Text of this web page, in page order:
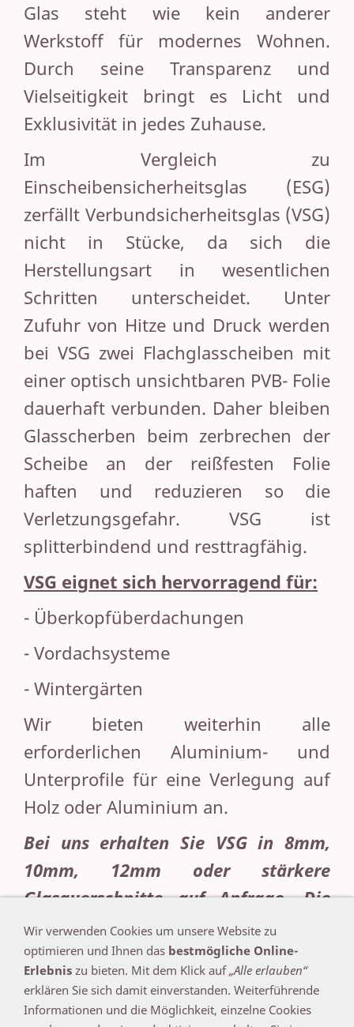
Glas steht wie kein anderer
Werkstoff für modernes Wohnen.
Durch seine Transparenz und
Vielseitigkeit bringt es Licht und
Exklusivität in jedes Zuhause.
Im Vergleich zu
Einscheibensicherheitsglas (ESG)
zerfällt Verbundsicherheitsglas (VSG)
nicht in Stücke, da sich die
Herstellungsart in wesentlichen
Schritten unterscheidet. Unter
Zufuhr von Hitze und Druck werden
bei VSG zwei Flachglasscheiben mit
einer optisch unsichtbaren PVB- Folie
dauerhaft verbunden. Daher bleiben
Glasscherben beim zerbrechen der
Scheibe an der reißfesten Folie
haften und reduzieren so die
Verletzungsgefahr. VSG ist
splitterbindend und resttragfähig.
VSG eignet sich hervorragend für:
- Überkopfüberdachungen
- Vordachsysteme
- Wintergärten
Wir bieten weiterhin alle
erforderlichen Aluminium- und
Unterprofile für eine Verlegung auf
Holz oder Aluminium an.
Bei uns erhalten Sie VSG in 8mm,
10mm, 12mm oder stärkere
Glasquerschnitte auf Anfrage. Die
Lieferung erfolgt bis Bordsteinkante
in allen gewünschten Glasformaten.
ZUM KONTAKTFORMULAR
Wir verwenden Cookies um unsere Website zu
optimieren und Ihnen das bestmögliche Online-
Erlebnis zu bieten. Mit dem Klick auf„Alle erlauben“
erklären Sie sich damit einverstanden. Weiterführende
Informationen und die Möglichkeit, einzelne Cookies